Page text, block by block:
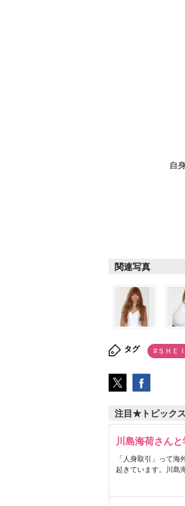
自
関連写真
タグ #ＳＨＥ
注目★トピックス
川島海荷さん
「人身取引」って
起きています。川島